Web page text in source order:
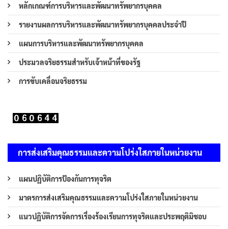
หลักเกณฑ์การบริหารและพัฒนาทรัพยากรบุคคล
รายงานผลการบริหารและพัฒนาทรัพยากรบุคคลประจำปี
แผนการบริหารและพัฒนาทรัพยากรบุคคล
ประมวลจริยธรรมสำหรับเจ้าหน้าที่ของรัฐ
การขับเคลื่อนจริยธรรม
การส่งเสริมคุณธรรมและความโปร่งใสภายในหน่วยงาน
แผนปฏิบัติการป้องกันการทุจริต
มาตรการส่งเสริมคุณธรรมและความโปร่งใสภายในหน่วยงาน
แนวปฏิบัติการจัดการเรื่องร้องเรียนการทุจริตและประพฤติมิชอบ